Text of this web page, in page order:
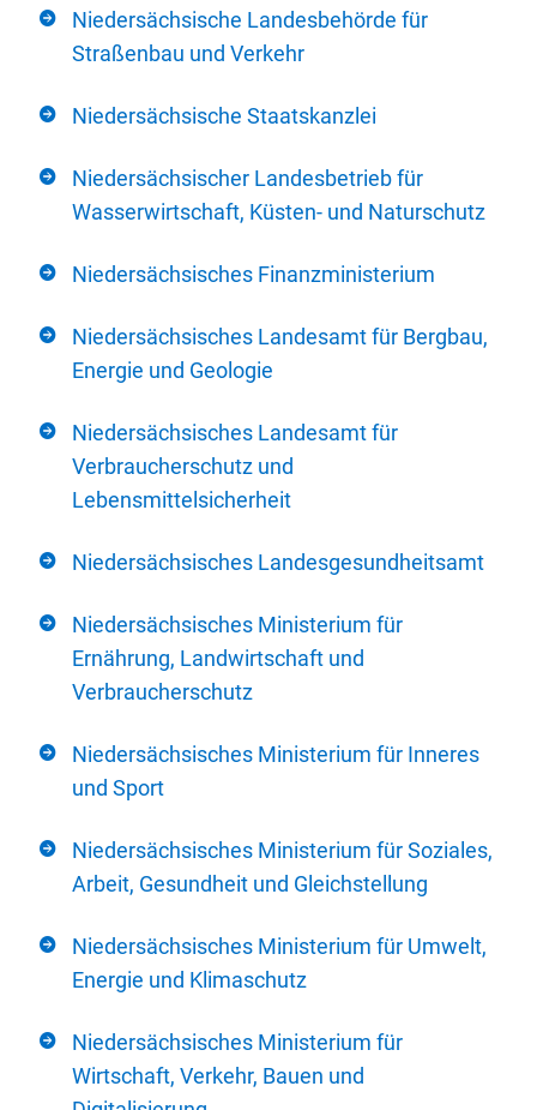
Niedersächsische Landesbehörde für
Straßenbau und Verkehr
Niedersächsische Staatskanzlei
Niedersächsischer Landesbetrieb für
Wasserwirtschaft, Küsten- und Naturschutz
Niedersächsisches Finanzministerium
Niedersächsisches Landesamt für Bergbau,
Energie und Geologie
Niedersächsisches Landesamt für
Verbraucherschutz und
Lebensmittelsicherheit
Niedersächsisches Landesgesundheitsamt
Niedersächsisches Ministerium für
Ernährung, Landwirtschaft und
Verbraucherschutz
Niedersächsisches Ministerium für Inneres
und Sport
Niedersächsisches Ministerium für Soziales,
Arbeit, Gesundheit und Gleichstellung
Niedersächsisches Ministerium für Umwelt,
Energie und Klimaschutz
Niedersächsisches Ministerium für
Wirtschaft, Verkehr, Bauen und